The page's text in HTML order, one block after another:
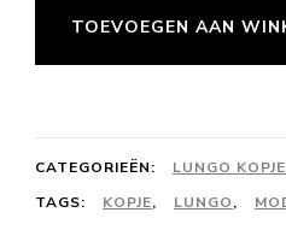
leiblauw
aantal
TOEVOEGEN AAN
CATEGORIEËN: LUNGO
TAGS:
KOPJE, LUNGO,